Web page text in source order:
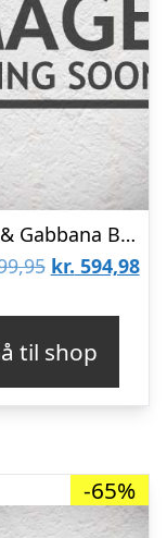
Dolce & Gabbana Bukser – Viskose/Uld/Akryl – Koksgrå
Den
var:
kr. 1.699,95.
kr. 594,98
kr.
til shop
-65%